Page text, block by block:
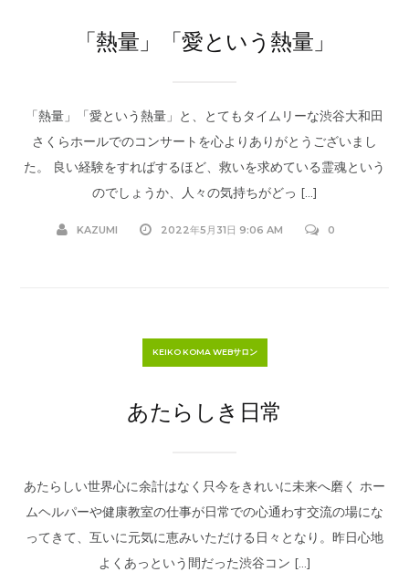
「熱量」「愛という熱量」
「熱量」「愛という熱量」と、とてもタイムリーな渋谷大和田
さくらホールでのコンサートを心よりありがとうございまし
た。 良い経験をすればするほど、救いを求めている霊魂という
のでしょうか、人々の気持ちがどっ […]
KAZUMI 2022年5月31日 9:06 AM 0
KEIKO KOMA WEBサロン
あたらしき日常
あたらしい世界心に余計はなく只今をきれいに未来へ磨く ホー
ムヘルパーや健康教室の仕事が日常での心通わす交流の場にな
ってきて、互いに元気に恵みいただける日々となり。昨日心地
よくあっという間だった渋谷コン […]